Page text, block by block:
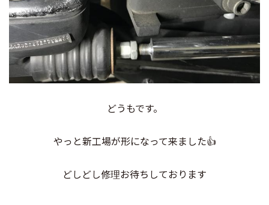
どうもです。
やっと新工場が形になって来ました👍
どしどし修理お待ちしております